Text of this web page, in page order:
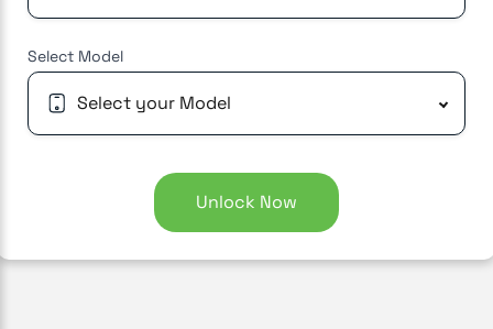
Select Model
Select your Model
Unlock Now